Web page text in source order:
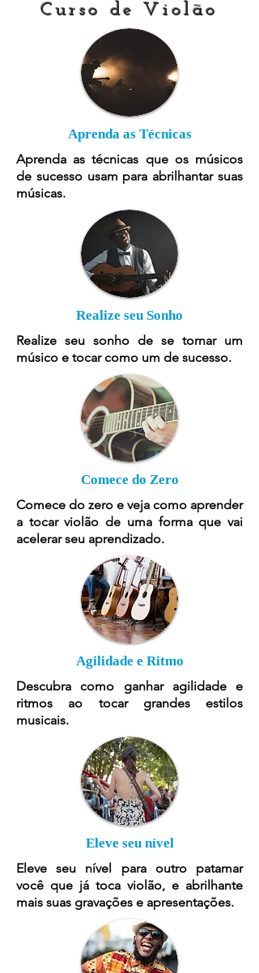
Curso de Violão
Aprenda as Técnicas
Aprenda as técnicas que os músicos
de sucesso usam para abrilhantar suas
músicas.
Realize seu Sonho
Realize seu sonho de se tornar um
músico e tocar como um de sucesso.
Comece do Zero
Comece do zero e veja como aprender
a tocar violão de uma forma que vai
acelerar seu aprendizado.
Agilidade e Ritmo
Descubra como ganhar agilidade e
ritmos ao tocar grandes estilos
musicais.
Eleve seu nível
Eleve seu nível para outro patamar
você que já toca violão, e abrilhante
mais suas gravações e apresentações.